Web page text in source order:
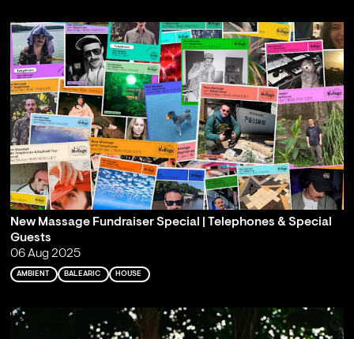
New Massage Fundraiser Special | Telephones & Special
Guests
06 Aug 2025
AMBIENT BALEARIC HOUSE